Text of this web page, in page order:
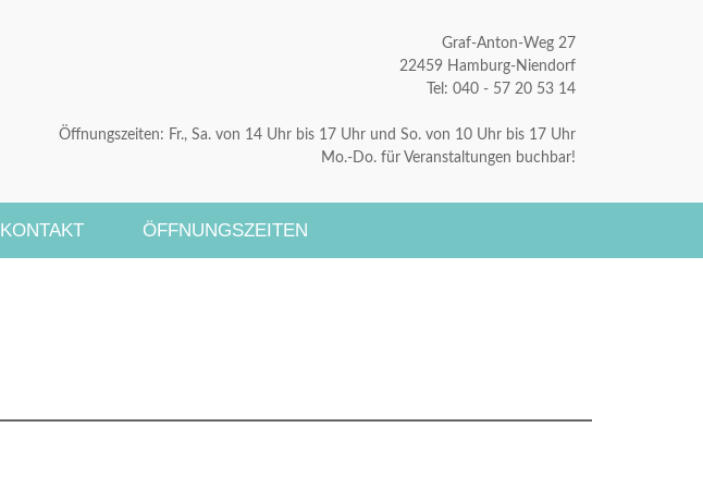
Graf-Anton-Weg 27
22459 Hamburg-Niendorf
Tel: 040 - 57 20 53 14
Öffnungszeiten: Fr., Sa. von 14 Uhr bis 17 Uhr und So. von 10 Uhr bis 17 Uhr
Mo.-Do. für Veranstaltungen buchbar!
KONTAKT ÖFFNUNGSZEITEN